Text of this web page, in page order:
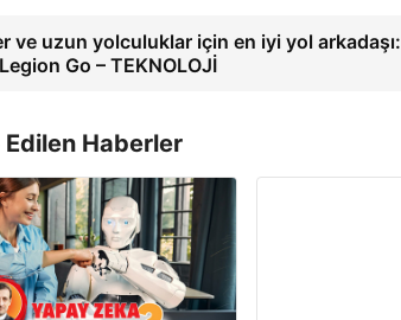
ve uzun yolculuklar için en iyi yol arkadaşı:
Go – TEKNOLOJİ
Haberler